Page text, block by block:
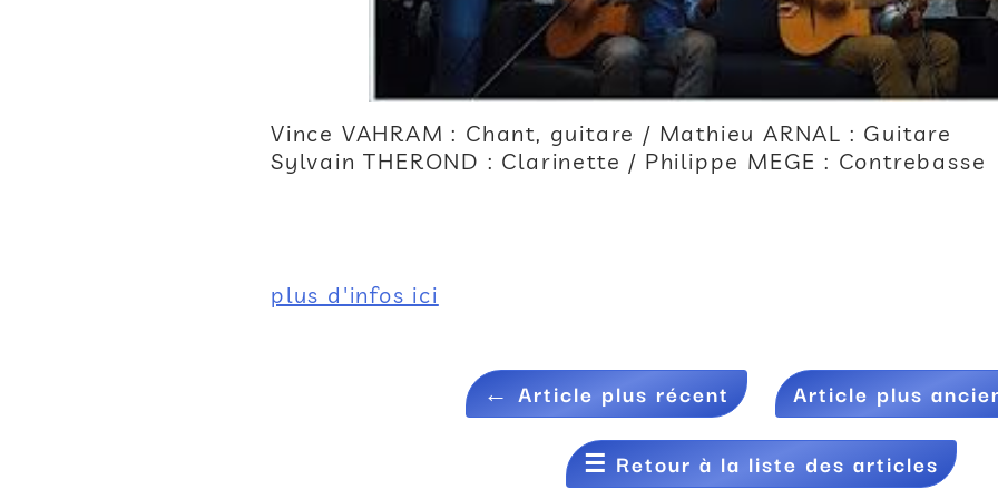
Vince VAHRAM : Chant, guitare / Mathieu ARNAL : Guitare
Sylvain THEROND : Clarinette / Philippe MEGE : Contrebasse
plus d'infos ici
←Article plus récent Article plus
☰ Retour à la liste des articles